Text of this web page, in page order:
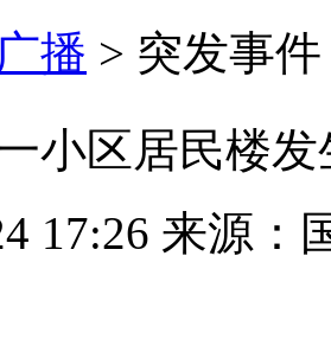
播 > 突发事件
小区居民楼
17:26 来源：